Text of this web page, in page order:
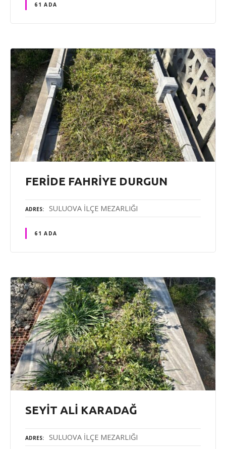
61 ADA
FERİDE FAHRİYE DURGUN
ADRES SULUOVA İLÇE MEZARLIĞI
61 ADA
SEYİT ALİ KARADAĞ
ADRES SULUOVA İLÇE MEZARLIĞI